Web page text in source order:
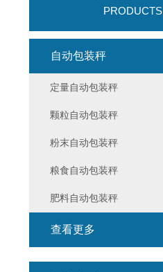
PRODUCTS
自动包装秤
定量自动包装秤
颗粒自动包装秤
粉末自动包装秤
粮食自动包装秤
肥料自动包装秤
查看更多